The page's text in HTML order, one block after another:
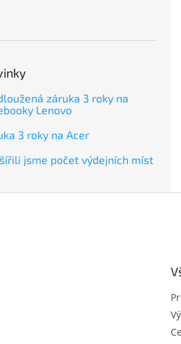
záruka 3 roky na
Lenovo
3 roky na Acer
jsme počet výdejních míst